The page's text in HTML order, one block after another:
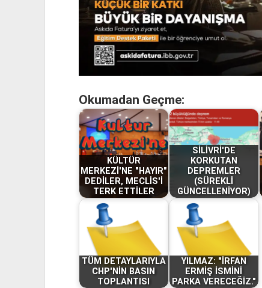
Okumadan Geçme:
KÜLTÜR
MERKEZİ'NE "HAYIR"
DEDİLER, MECLİS'İ
TERK ETTİLER
SİLİVRİ'DE
KORKUTAN
DEPREMLER
(SÜREKLİ
GÜNCELLENİYOR)
TÜM DETAYLARIYLA
CHP'NİN BASIN
TOPLANTISI
YILMAZ: "İRFAN
ERMİŞ İSMİNİ
PARKA VERECEĞİZ."